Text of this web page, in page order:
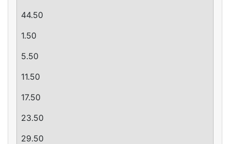
44.50
­1.50
5.50
11.50
17.50
23.50
29.50